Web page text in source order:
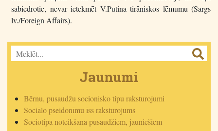
sabiedrotie, nevar ietekmēt V.Putina tirāniskos lēmumu (Sargs
lv./Foreign Affairs).
Jaunumi
Bērnu, pusaudžu socionisko tipu raksturojumi
Sociālo pseidonīmu īss raksturojums
Sociotipa noteikšana pusaudžiem, jauniešiem